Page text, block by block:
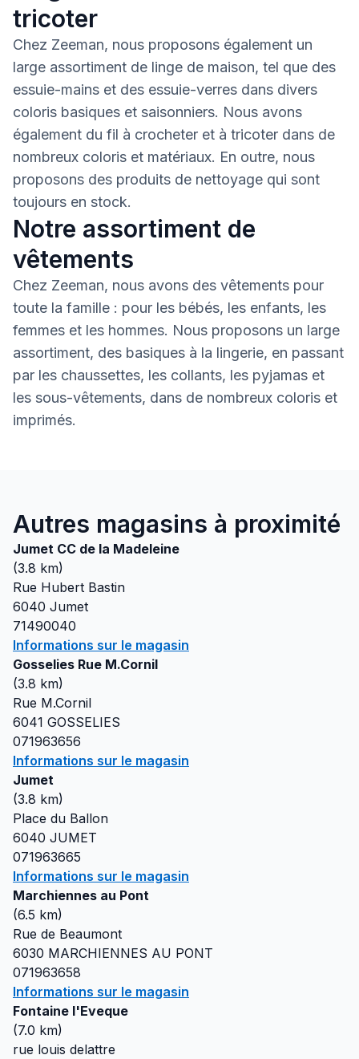
tricoter
Chez Zeeman, nous proposons également un
large assortiment de linge de maison, tel que des
essuie-mains et des essuie-verres dans divers
coloris basiques et saisonniers. Nous avons
également du fil à crocheter et à tricoter dans de
nombreux coloris et matériaux. En outre, nous
proposons des produits de nettoyage qui sont
toujours en stock.
Notre assortiment de
vêtements
Chez Zeeman, nous avons des vêtements pour
toute la famille : pour les bébés, les enfants, les
femmes et les hommes. Nous proposons un large
assortiment, des basiques à la lingerie, en passant
par les chaussettes, les collants, les pyjamas et
les sous-vêtements, dans de nombreux coloris et
imprimés.
Autres magasins à proximité
Jumet CC de la Madeleine
(3.8 km)
Rue Hubert Bastin
6040 Jumet
71490040
Informations sur le magasin
Gosselies Rue M.Cornil
(3.8 km)
Rue M.Cornil
6041 GOSSELIES
071963656
Informations sur le magasin
Jumet
(3.8 km)
Place du Ballon
6040 JUMET
071963665
Informations sur le magasin
Marchiennes au Pont
(6.5 km)
Rue de Beaumont
6030 MARCHIENNES AU PONT
071963658
Informations sur le magasin
Fontaine l'Eveque
(7.0 km)
rue louis delattre